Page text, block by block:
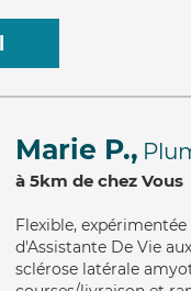
Marie P.,
à 5km de chez Vous
Flexible, expérimentée
d'Assistante De Vie
sclérose latérale